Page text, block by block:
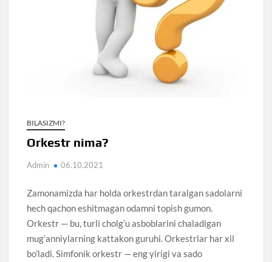
BILASIZMI?
Orkestr nima?
Admin 06.10.2021
Zamonamizda har holda orkestrdan taralgan sadolarni
hech qachon eshitmagan odamni topish gumon.
Orkestr — bu, turli cholg’u asboblarini chaladigan
mug’anniylarning kattakon guruhi. Orkestrlar har xil
bo’ladi. Simfonik orkestr — eng yirigi va sado